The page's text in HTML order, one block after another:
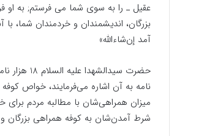
عقیل ـ را به سوى شما مى فرستم; به او
بزرگان، اندیشمندان و خردمندان شما،
آمد إن‌شاء‌الله»
حضرت
نامه به آن اشاره می‌فرمایند، خواص
میزان همراهی‌شان با مطالبه مردم برای
شرط آمدن‌شان به کوفه همراهی بزرگان